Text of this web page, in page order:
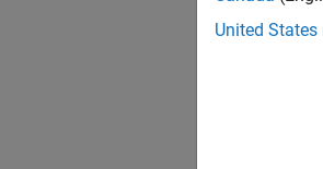
United States